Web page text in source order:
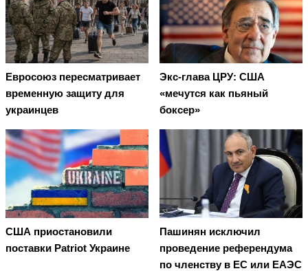
Евросоюз пересматривает
временную защиту для
украинцев
Экс-глава ЦРУ: США
«мечутся как пьяный
боксер»
США приостановили
поставки Patriot Украине
Пашинян исключил
проведение референдума
по членству в ЕС или ЕАЭС